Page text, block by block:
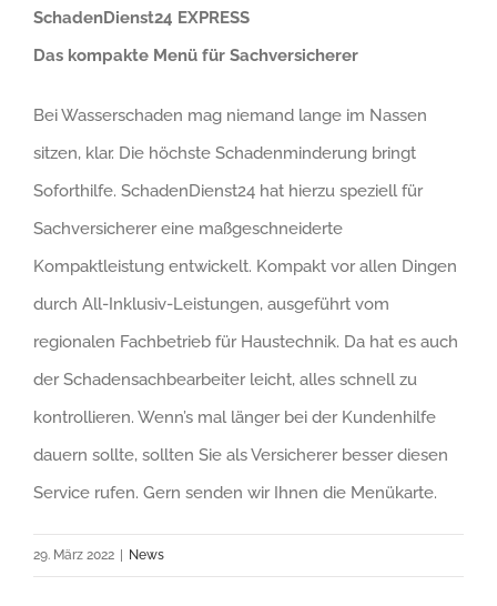
SchadenDienst24 EXPRESS
Das kompakte Menü für Sachversicherer
Bei Wasserschaden mag niemand lange im Nassen
sitzen, klar. Die höchste Schadenminderung bringt
Soforthilfe. SchadenDienst24 hat hierzu speziell für
Sachversicherer eine maßgeschneiderte
Kompaktleistung entwickelt. Kompakt vor allen Dingen
durch All-Inklusiv-Leistungen, ausgeführt vom
regionalen Fachbetrieb für Haustechnik. Da hat es auch
der Schadensachbearbeiter leicht, alles schnell zu
kontrollieren. Wenn’s mal länger bei der Kundenhilfe
dauern sollte, sollten Sie als Versicherer besser diesen
Service rufen. Gern senden wir Ihnen die Menükarte.
29. März 2022 News